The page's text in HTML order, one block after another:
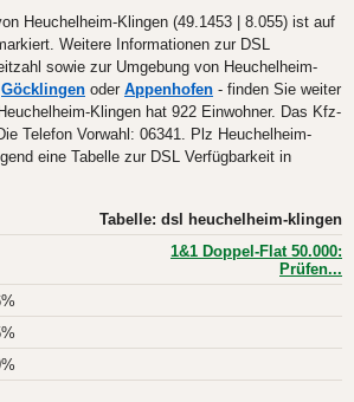
Heuchelheim-Klingen (49.1453 | 8.055) ist auf
Weitere Informationen zur DSL
sowie zur Umgebung von Heuchelheim-
Göcklingen oder Appenhofen - finden Sie weiter
Klingen hat 922 Einwohner. Das Kfz-
Telefon Vorwahl: 06341. Plz Heuchelheim-
eine Tabelle zur DSL Verfügbarkeit in
Tabelle: dsl heuchelheim-klingen
1&1 Doppel-Flat 50.000:
Prüfen...